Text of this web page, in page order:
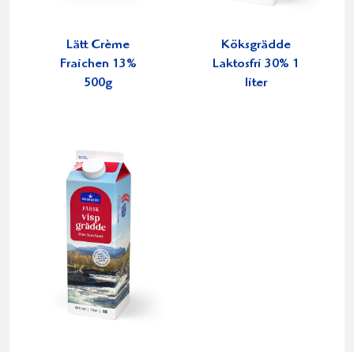
Lätt Crème
Fraichen 13%
500g
Köksgrädde
Laktosfri 30% 1
liter